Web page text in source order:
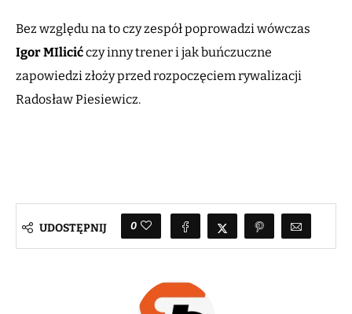
Bez względu na to czy zespół poprowadzi wówczas
Igor MIlicićczy inny trener i jak buńczuczne
zapowiedzi złoży przed rozpoczęciem rywalizacji
Radosław Piesiewicz.
UDOSTĘPNIJ 0